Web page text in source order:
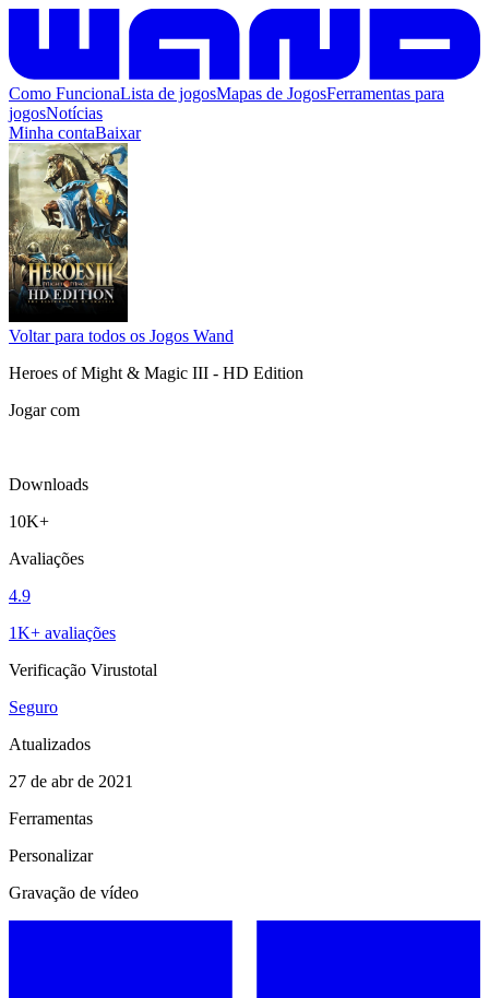
Como FuncionaLista de jogosMapas de JogosFerramentas para
jogosNotícias
Minha contaBaixar
Voltar para todos os Jogos Wand
Heroes of Might & Magic III - HD Edition
Jogar com
Downloads
10K+
Avaliações
4.9
1K+ avaliações
Verificação Virustotal
Seguro
Atualizados
27 de abr de 2021
Ferramentas
Personalizar
Gravação de vídeo